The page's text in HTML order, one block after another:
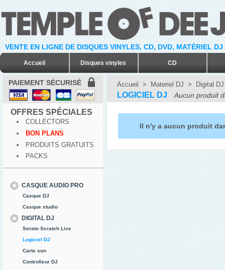
VENTE EN LIGNE DE DISQUES VINYLES, CD, DVD, MATÉRIEL
Accueil Disques vinyles CD
PAIEMENT SÉCURISÉ
OFFRES SPÉCIALES
COLLECTORS
BON PLANS
PRODUITS GRATUITS
PACKS
CASQUE AUDIO PRO
Casque DJ
Casque studio
DIGITAL DJ
Serato Scratch Live
Logiciel DJ
Carte son
Controlleur DJ
Accueil > Materiel DJ > Digital DJ
LOGICIEL DJ Aucun produit
Il n'y a aucun produit